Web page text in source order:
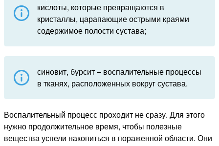
кислоты, которые превращаются в
кристаллы, царапающие острыми краями
содержимое полости сустава;
синовит, бурсит – воспалительные процессы
в тканях, расположенных вокруг сустава.
Воспалительный процесс проходит не сразу. Для этого
нужно продолжительное время, чтобы полезные
вещества успели накопиться в пораженной области. Они